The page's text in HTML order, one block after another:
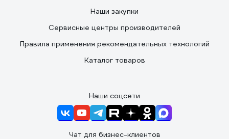
Наши закупки
Сервисные центры производителей
Правила применения рекомендательных технологий
Каталог товаров
Наши соцсети
Чат для бизнес-клиентов